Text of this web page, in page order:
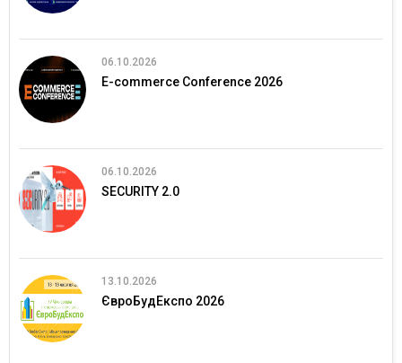
06.10.2026
E-commerce Conference 2026
06.10.2026
SECURITY 2.0
13.10.2026
ЄвроБудЕкспо 2026